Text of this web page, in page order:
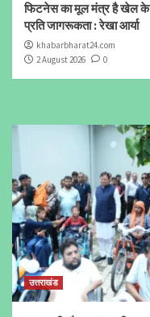
फिटनेस का मूल मंत्र है खेल के
प्रति जागरूकता : रेखा आर्या
khabarbharat24.com
2 August 2026
0
उत्तराखंड